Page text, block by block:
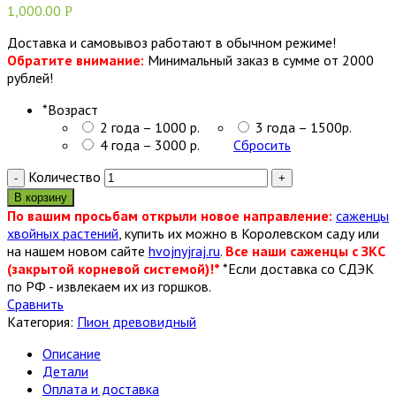
1,000.00 Р
Доставка и самовывоз работают в обычном режиме!
Обратите внимание: Минимальный заказ в сумме от 2000
рублей!
*Возраст
2 года – 1000 р.
3 года – 1500р.
4 года – 3000 р.
Сбросить
Количество
В корзину
По вашим просьбам открыли новое направление: саженцы
хвойных растений , купить их можно в Королевском саду или
на нашем новом сайте hvojnyjraj.ru. Все наши саженцы с ЗКС
(закрытой корневой системой)!* *Если доставка со СДЭК
по РФ - извлекаем их из горшков.
Сравнить
Категория: Пион древовидный
Описание
Детали
Оплата и доставка